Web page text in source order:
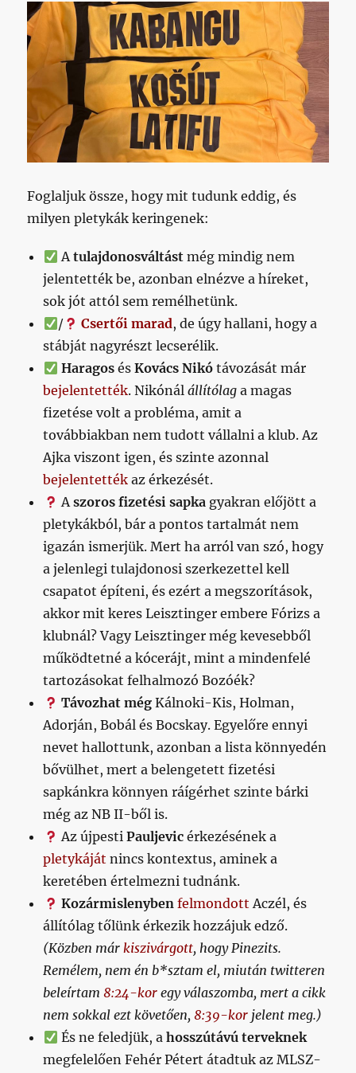
Foglaljuk össze, hogy mit tudunk eddig, és
milyen pletykák keringenek:
Atulajdonosváltástmég mindig nem
jelentették be, azonban elnézve a híreket,
sok jót attól sem remélhetünk.
/
Csertői marad, de úgy hallani, hogy a
stábját nagyrészt lecserélik.
Haragosés Kovács Nikótávozását már
bejelentették. Nikónálállítólag a magas
fizetése volt a probléma, amit a
továbbiakban nem tudott vállalni a klub. Az
Ajka viszont igen, és szinte azonnal
bejelentették az érkezését.
Aszoros fizetési sapkagyakran előjött a
pletykákból, bár a pontos tartalmát nem
igazán ismerjük. Mert ha arról van szó, hogy
a jelenlegi tulajdonosi szerkezettel kell
csapatot építeni, és ezért a megszorítások,
akkor mit keres Leisztinger embere Fórizs a
klubnál? Vagy Leisztinger még kevesebből
működtetné a kócerájt, mint a mindenfelé
tartozásokat felhalmozó Bozóék?
Távozhat mégKálnoki-Kis, Holman,
Adorján, Bobál és Bocskay. Egyelőre ennyi
nevet hallottunk, azonban a lista könnyedén
bővülhet, mert a belengetett fizetési
sapkánkra könnyen ráígérhet szinte bárki
még az NB II-ből is.
Az újpesti Pauljevicérkezésének a
pletykáját nincs kontextus, aminek a
keretében értelmezni tudnánk.
Kozármislenyben felmondott Aczél, és
állítólag tőlünk érkezik hozzájuk edző.
(Közben márkiszivárgott, hogy Pinezits.
Remélem, nem én b*sztam el, miután twitteren
beleírtam8:24-kor egy válaszomba, mert a cikk
nem sokkal ezt követően,8:39-kor jelent meg.)
És ne feledjük, a hosszútávú terveknek
megfelelően Fehér Pétert átadtuk az MLSZ-